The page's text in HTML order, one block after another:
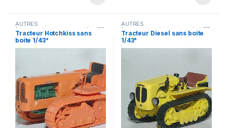
AUTRES
(accessoires,tracteurs,velos,TP
...)
Tracteur Hotchkiss sans
boite 1/43°
AUTRES
(accessoires,tracteurs,velos,TP
...)
Tracteur Diesel sans boite
1/43°